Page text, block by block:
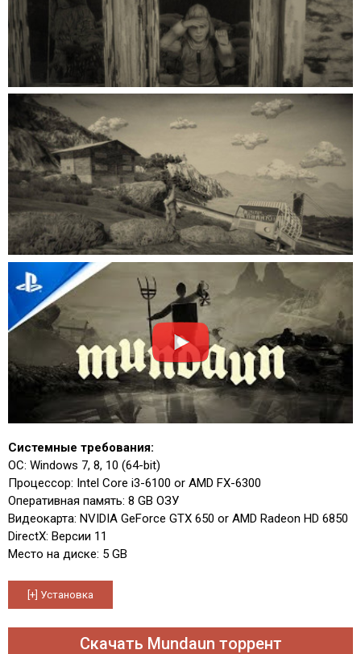
Системные требования:
ОС: Windows 7, 8, 10 (64-bit)
Процессор: Intel Core i3-6100 or AMD FX-6300
Оперативная память: 8 GB ОЗУ
Видеокарта: NVIDIA GeForce GTX 650 or AMD Radeon HD 6850
DirectX: Версии 11
Место на диске: 5 GB
Скачать Mundaun торрент